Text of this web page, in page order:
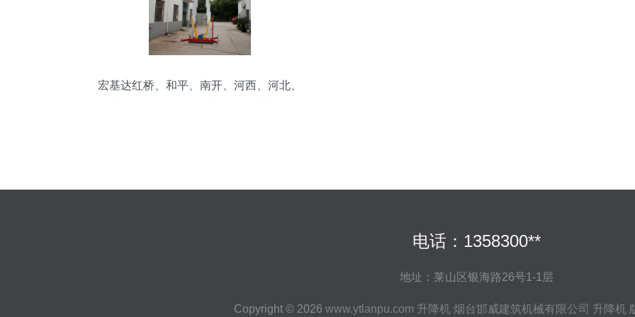
宏基达红桥、和平、南开、河西、河北、
电话：1358300**
地址：莱山区银海路26号1-1层
Copyright © 2026 www.ytlanpu.com 升降机 烟台邯威建筑机械有限公司 升降机